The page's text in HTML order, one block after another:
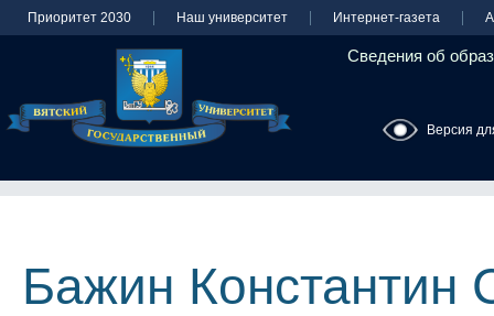
Приоритет 2030 Наш университет Интернет-газета
Сведения об
Версия
Бажин Константин